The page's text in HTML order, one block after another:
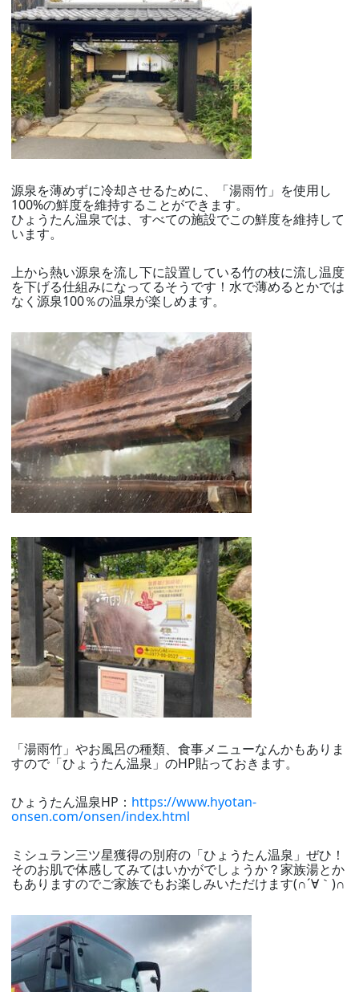
源泉を薄めずに冷却させるために、「湯雨竹」を使用し
100%の鮮度を維持することができます。
ひょうたん温泉では、すべての施設でこの鮮度を維持して
います。
上から熱い源泉を流し下に設置している竹の枝に流し温度
を下げる仕組みになってるそうです！水で薄めるとかでは
なく源泉100％の温泉が楽しめます。
「湯雨竹」やお風呂の種類、食事メニューなんかもありま
すので「ひょうたん温泉」のHP貼っておきます。
ひょうたん温泉HP： https://www.hyotan-
onsen.com/onsen/index.html
ミシュラン三ツ星獲得の別府の「ひょうたん温泉」ぜひ！
そのお肌で体感してみてはいかがでしょうか？家族湯とか
もありますのでご家族でもお楽しみいただけます(∩´∀｀)∩